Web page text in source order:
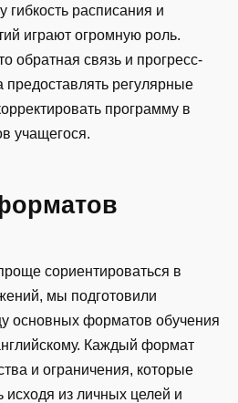
гибкость расписания и
играют огромную роль.
обратная связь и прогресс-
предоставлять регулярные
программу в
учащегося.
сориентироваться в
мы подготовили
основных форматов обучения
Каждый формат
и ограничения, которые
исходя из личных целей и